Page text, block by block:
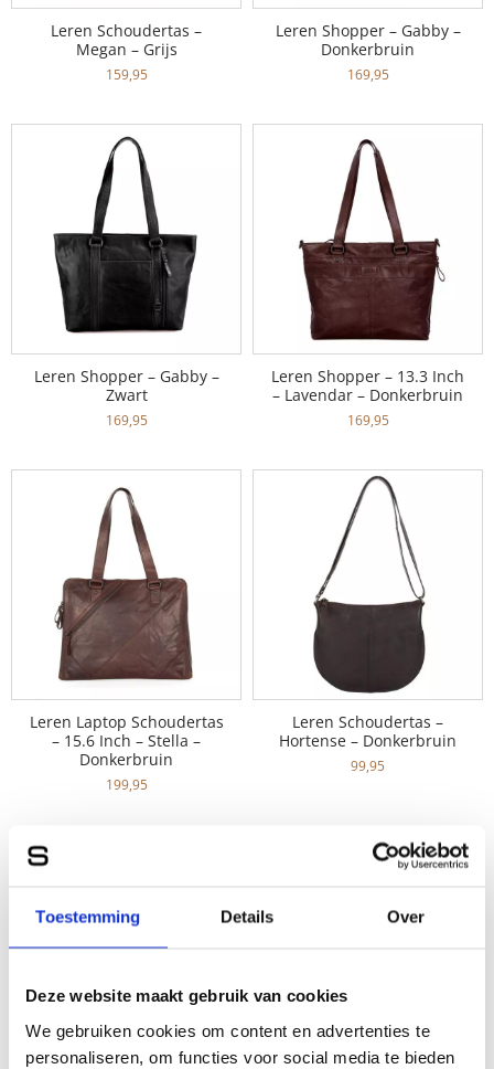
Toestemming Details Over
Deze website maakt gebruik van cookies
We gebruiken cookies om content en advertenties te
personaliseren, om functies voor social media te bieden
Leren Schoudertas –
Megan – Grijs
159,95
Leren Shopper – Gabby –
Donkerbruin
169,95
Leren Shopper – Gabby –
Zwart
169,95
Leren Shopper – 13.3 Inch
– Lavendar – Donkerbruin
169,95
Leren Laptop Schoudertas
– 15.6 Inch – Stella –
Donkerbruin
199,95
Leren Schoudertas –
Hortense – Donkerbruin
99,95
149,95 149,95
Leren Shopper – Isabel –
Mud
Leren Shopper – Yasmin –